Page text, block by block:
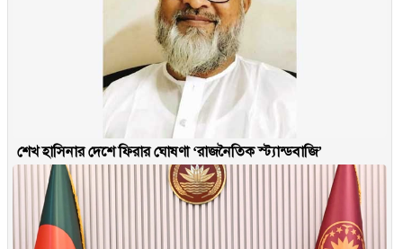
শেখ হাসিনার দেশে ফিরার ঘোষণা ‘রাজনৈতিক স্ট্যান্ডবাজি’